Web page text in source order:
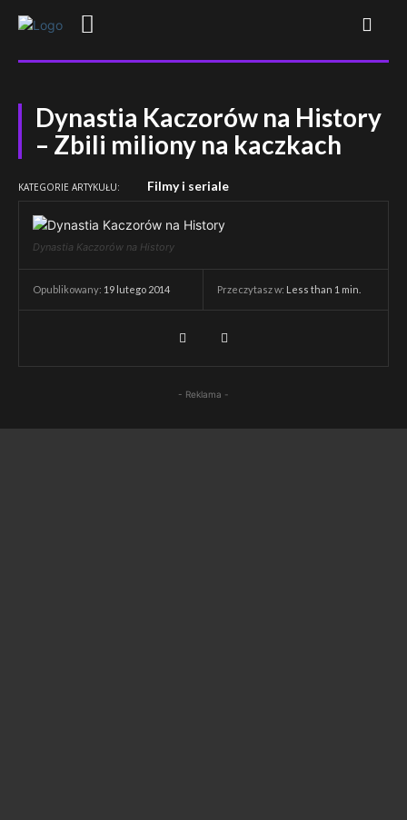
Dynastia Kaczorów na History
– Zbili miliony na kaczkach
KATEGORIE ARTYKUŁU: Filmy i seriale
Dynastia Kaczorów na History
Opublikowany: 19 lutego 2014 Przeczytasz w: Less than 1 min.
- Reklama -